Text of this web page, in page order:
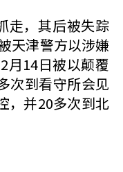
走，其后被失踪
天津警方以涉嫌
月14日被以颠覆
次到看守所会见
，并20多次到北